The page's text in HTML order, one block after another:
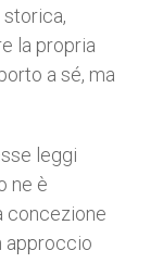
storica,
la propria
a sé, ma
leggi
ne è
concezione
approccio